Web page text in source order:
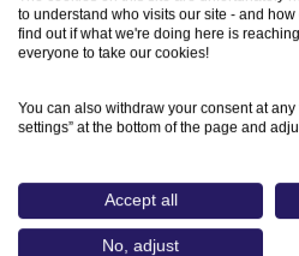
Home
Aus- und Weiterbildungen
Kreatives Schreiben – Online…
to understand who visits our site - and
find out if what we're doing here is
everyone to take our cookies!
You can also withdraw your consent at
settings” at the bottom of the page and
Accept all
No, adjust